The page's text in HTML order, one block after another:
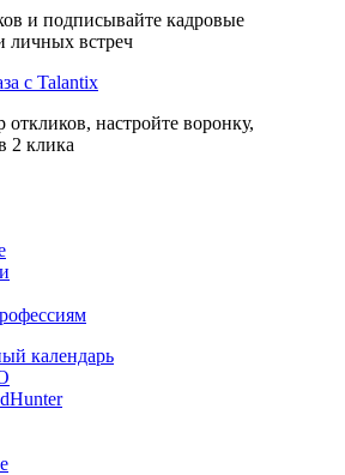
и подписывайте кадровые
личных встреч
с Talantix
откликов, настройте воронку,
2 клика
календарь